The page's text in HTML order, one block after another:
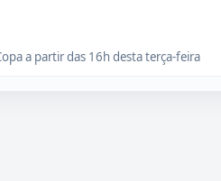
a partir das 16h desta terça-feira